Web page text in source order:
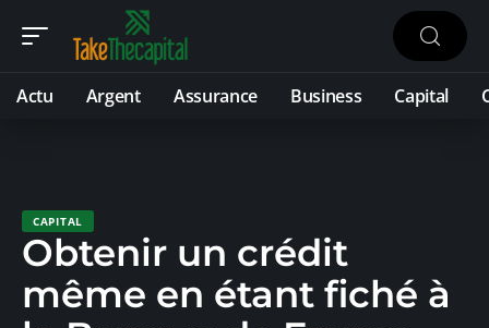
Actu Argent Assurance Business Capital
CAPITAL
Obtenir un crédit
même en étant fiché à